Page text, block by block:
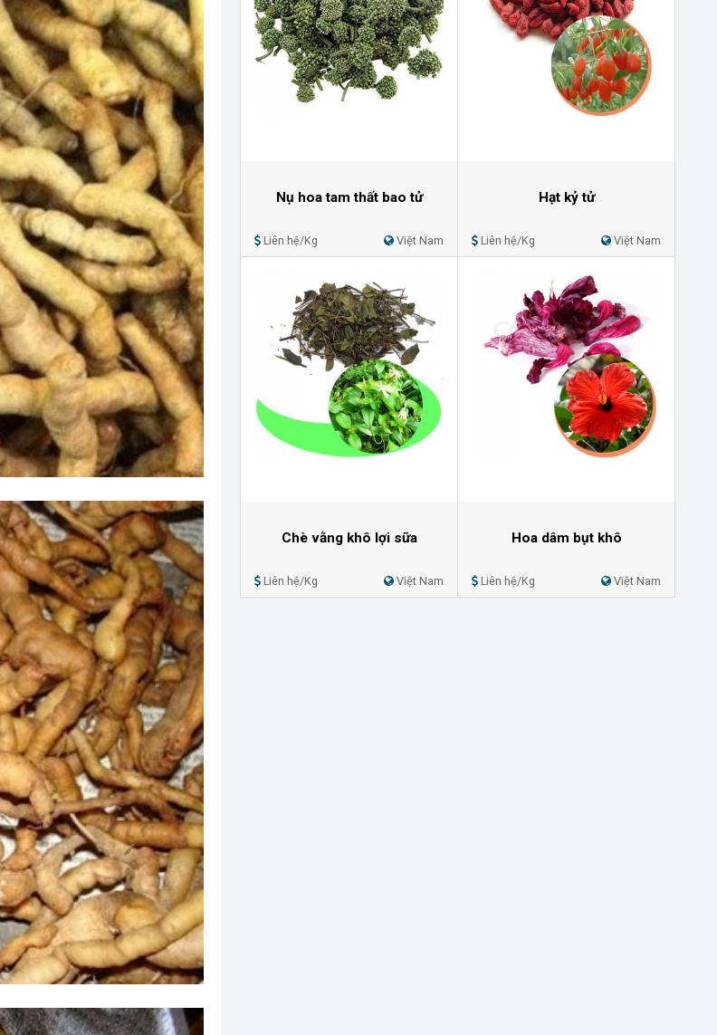
Nụ hoa tam thất bao tử
Liên hệ/Kg Việt Nam
Hạt kỷ tử
Liên hệ/Kg Việt Nam
Chè vằng khô lợi sữa
Liên hệ/Kg Việt Nam
Hoa dâm bụt khô
Liên hệ/Kg Việt Nam